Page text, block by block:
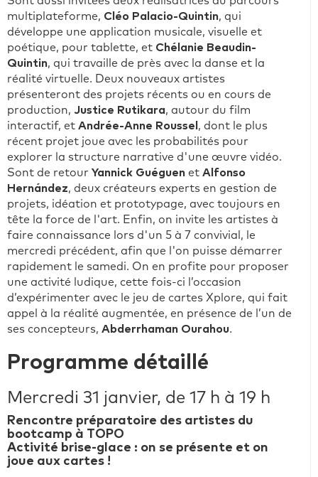
multiplateforme, Cléo Palacio-Quintin, qui
développe une application musicale, visuelle et
poétique, pour tablette, et Chélanie Beaudin-
Quintin, qui travaille de près avec la danse et la
réalité virtuelle. Deux nouveaux artistes
présenteront des projets récents ou en cours de
production, Justice Rutikara, autour du film
interactif, et Andrée-Anne Roussel , dont le plus
récent projet joue avec les probabilités pour
explorer la structure narrative d'une œuvre vidéo.
Sont de retour Yannick Guéguen et Alfonso
Hernández, deux créateurs experts en gestion de
projets, idéation et prototypage, avec toujours en
tête la force de l'art. Enfin, on invite les artistes à
faire connaissance lors d'un 5 à 7 convivial, le
mercredi précédent, afin que l'on puisse démarrer
rapidement le samedi. On en profite pour proposer
une activité ludique, cette fois-ci l’occasion
d’expérimenter avec le jeu de cartes Xplore, qui fait
appel à la réalité augmentée, en présence de l’un de
ses concepteurs, Abderrhaman Ourahou.
Programme détaillé
Mercredi 31 janvier, de 17 h à 19 h
Rencontre préparatoire des artistes du
bootcamp à TOPO
Activité brise-glace : on se présente et on
joue aux cartes !